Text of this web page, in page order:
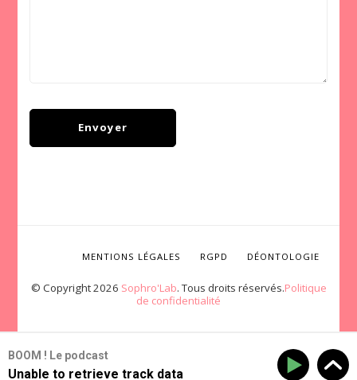
© Copyright 2026 Sophro'Lab. Tous droits réservés.Politique
de confidentialité
MENTIONS LÉGALES RGPD DÉONTOLOGIE
BOOM ! Le podcast
Unable to retrieve track data